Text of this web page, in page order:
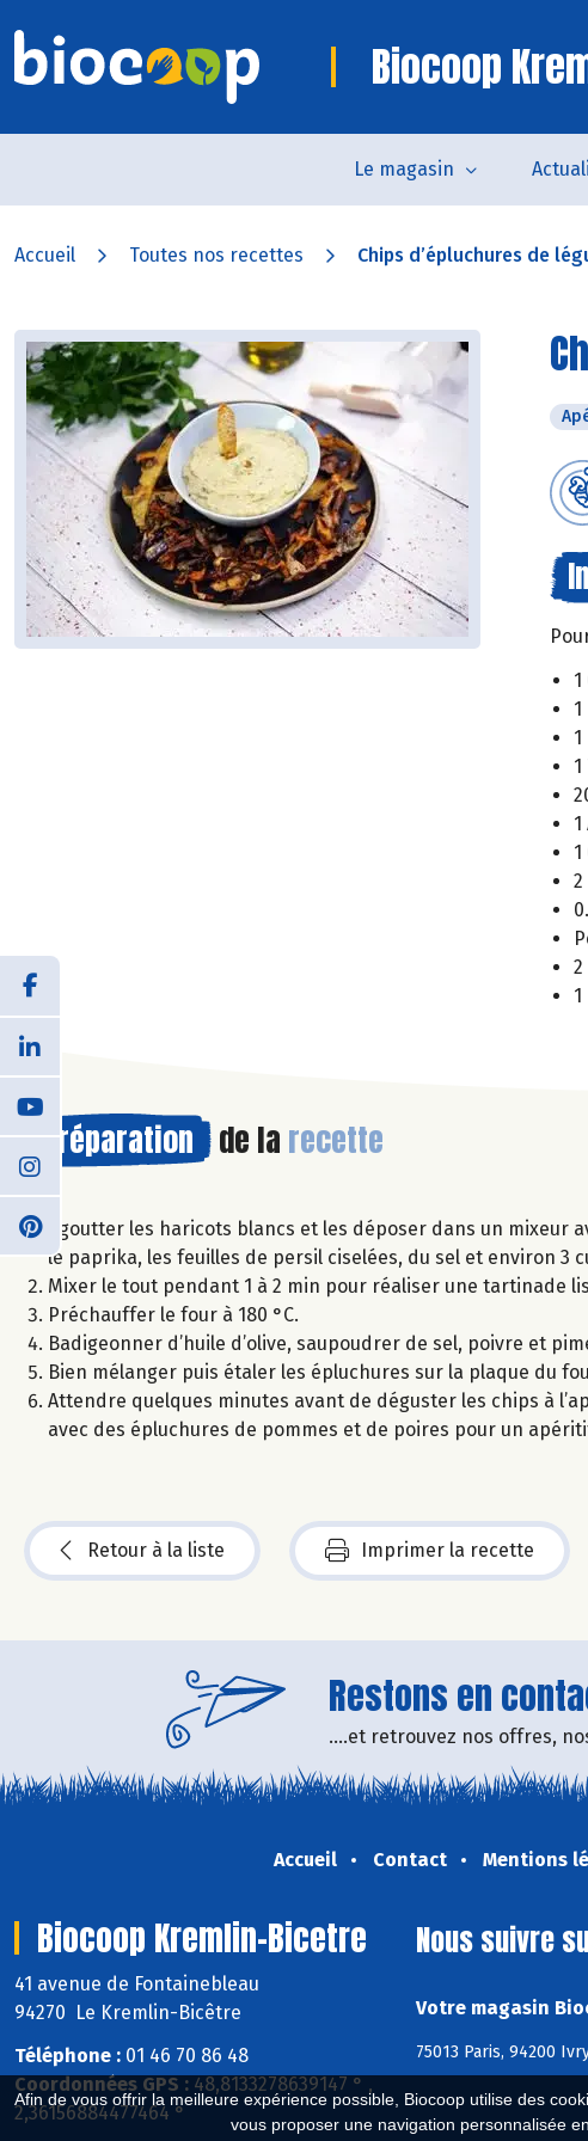
Afin de vous offrir la meilleure expérience possible, Biocoop utilise des
vous proposer une navigation personnalisée
Biocoop
Le magasin
Accueil Toutes nos recettes Chips d’épluchures de
1
2
2
Préparation de la recette
Égoutter les haricots blancs et les déposer dans un mixeur
le paprika, les feuilles de persil ciselées, du sel et environ 3
Mixer le tout pendant 1 à 2 min pour réaliser une tartinade
Préchauffer le four à 180 °C.
Badigeonner d’huile d’olive, saupoudrer de sel, poivre et
Bien mélanger puis étaler les épluchures sur la plaque du
Attendre quelques minutes avant de déguster les chips à
avec des épluchures de pommes et de poires pour un
Retour à la liste Imprimer la recette
Restons en
....et retrouvez nos offres,
Accueil Contact Mentions
Biocoop Kremlin-Bicetre
41 avenue de Fontainebleau
94270 Le Kremlin-Bicêtre
Téléphone : 01 46 70 86 48
Coordonnées GPS : 48,8133278639147 ° ,
2,36156884477464 °
Nous suivre
Votre magasin
75013 Paris, 94200